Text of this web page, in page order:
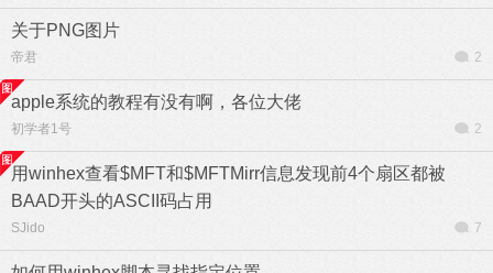
关于PNG图片
帝君 2
apple系统的教程有没有啊，各位大佬
初学者1号 2
用winhex查看$MFT和$MFTMirr信息发现前4个扇区都被
BAAD开头的ASCII码占用
SJido 7